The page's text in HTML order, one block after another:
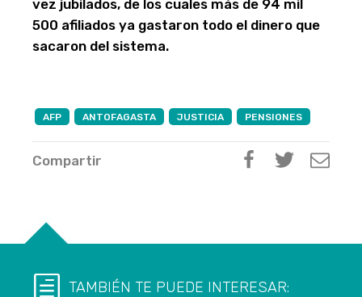
vez jubilados, de los cuales más de 94 mil
500 afiliados ya gastaron todo el dinero que
sacaron del sistema.
AFP ANTOFAGASTA JUSTICIA PENSIONES
Compartir
TAMBIÉN TE PUEDE INTERESAR: